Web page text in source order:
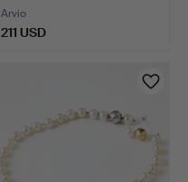
Arvio
211 USD